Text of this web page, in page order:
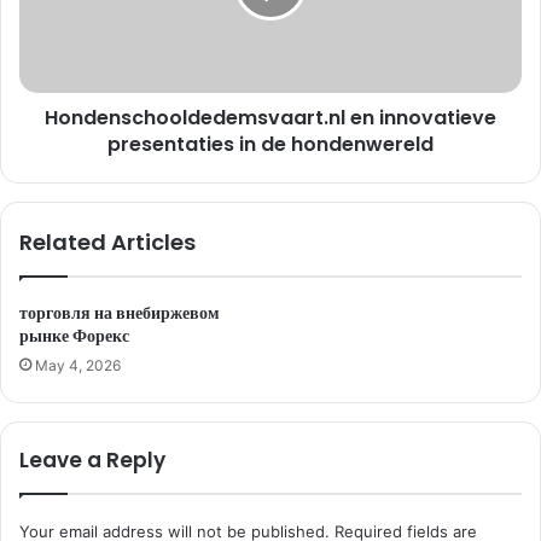
Hondenschooldedemsvaart.nl en innovatieve
presentaties in de hondenwereld
Related Articles
торговля на внебиржевом
рынке Форекс
May 4, 2026
Leave a Reply
Your email address will not be published. Required fields are